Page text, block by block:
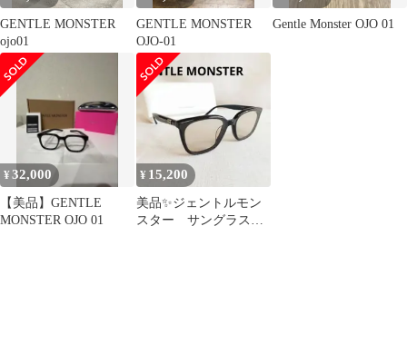
GENTLE MONSTER
ojo01
GENTLE MONSTER
OJO-01
Gentle Monster OJO 01
¥32,000
【美品】GENTLE
MONSTER OJO 01
¥ 15,200
美品✨ジェントルモン
スター サングラス